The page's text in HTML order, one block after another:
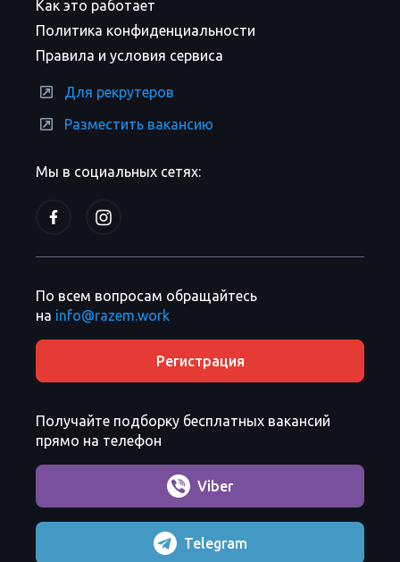
Мы в социальных сетях:
Как это работает
Политика конфиденциальности
Правила и условия сервиса
Для рекрутеров
Разместить вакансию
По всем вопросам обращайтесь
на info@razem.work
Регистрация
Получайте подборку бесплатных вакансий
прямо на телефон
Viber
Telegram